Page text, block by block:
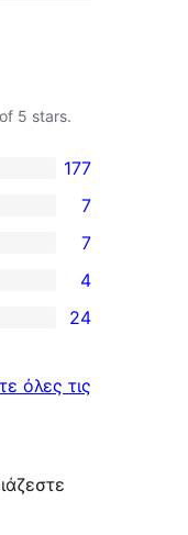
5 stars.
177
7
7
4
24
όλες τις